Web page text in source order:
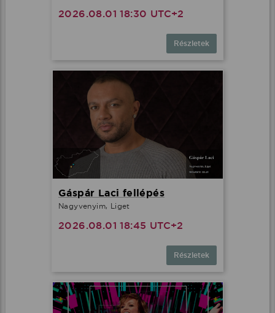
2026.08.01 18:30 UTC+2
Részletek
Gáspár Laci fellépés
Nagyvenyim, Liget
2026.08.01 18:45 UTC+2
Részletek